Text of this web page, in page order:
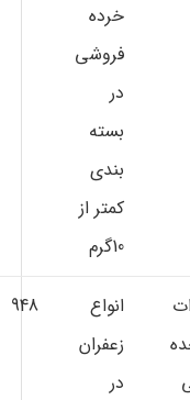
خرده
فروشي
در
بسته
بندي
كمتر از
10گرم
انواع
زعفران
در
948